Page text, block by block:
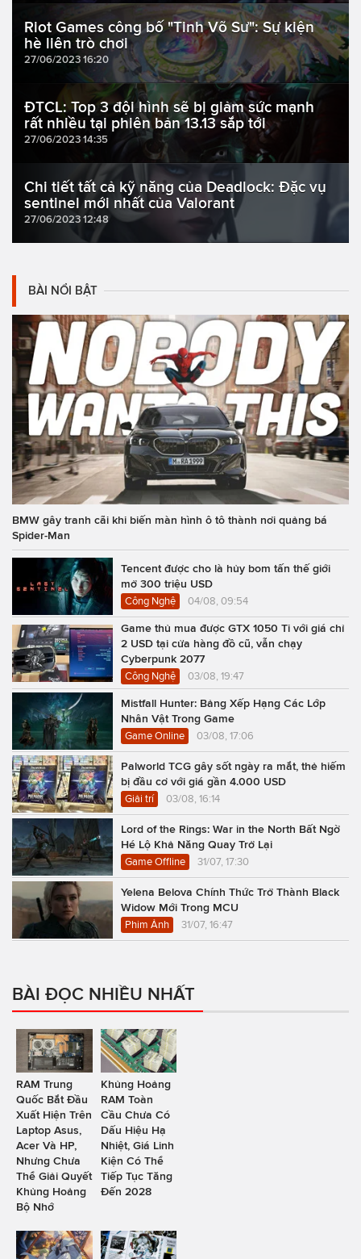
Riot Games công bố "Tinh Võ Sư": Sự kiện
hè liên trò chơi
27/06/2023 16:20
ĐTCL: Top 3 đội hình sẽ bị giảm sức mạnh
rất nhiều tại phiên bản 13.13 sắp tới
27/06/2023 14:35
Chi tiết tất cả kỹ năng của Deadlock: Đặc vụ
sentinel mới nhất của Valorant
27/06/2023 12:48
BÀI NỔI BẬT
BMW gây tranh cãi khi biến màn hình ô tô thành nơi quảng bá
Spider-Man
Tencent được cho là hủy bom tấn thế giới
mở 300 triệu USD
Công Nghệ 04/08, 09:54
Game thủ mua được GTX 1050 Ti với giá chỉ
2 USD tại cửa hàng đồ cũ, vẫn chạy
Cyberpunk 2077
Công Nghệ 03/08, 19:47
Mistfall Hunter: Bảng Xếp Hạng Các Lớp
Nhân Vật Trong Game
Game Online 03/08, 17:06
Palworld TCG gây sốt ngày ra mắt, thẻ hiếm
bị đầu cơ với giá gần 4.000 USD
Giải trí 03/08, 16:14
Lord of the Rings: War in the North Bất Ngờ
Hé Lộ Khả Năng Quay Trở Lại
Game Offline 31/07, 17:30
Yelena Belova Chính Thức Trở Thành Black
Widow Mới Trong MCU
Phim Ảnh 31/07, 16:47
BÀI ĐỌC NHIỀU NHẤT
RAM Trung
Quốc Bắt Đầu
Xuất Hiện Trên
Laptop Asus,
Acer Và HP,
Nhưng Chưa
Thể Giải Quyết
Khủng Hoảng
Bộ Nhớ
Khủng Hoảng
RAM Toàn
Cầu Chưa Có
Dấu Hiệu Hạ
Nhiệt, Giá Linh
Kiện Có Thể
Tiếp Tục Tăng
Đến 2028